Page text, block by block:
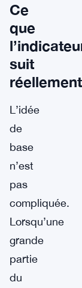
Ce
que
suit
réellement
L’idée
de
base
n’est
pas
compliquée.
Lorsqu’une
grande
partie
du